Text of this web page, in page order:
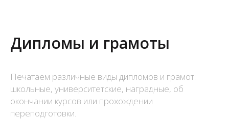
Дипломы и грамоты
Печатаем различные виды дипломов и грамот:
школьные, университетские, наградные, об
окончании курсов или прохождении
переподготовки.